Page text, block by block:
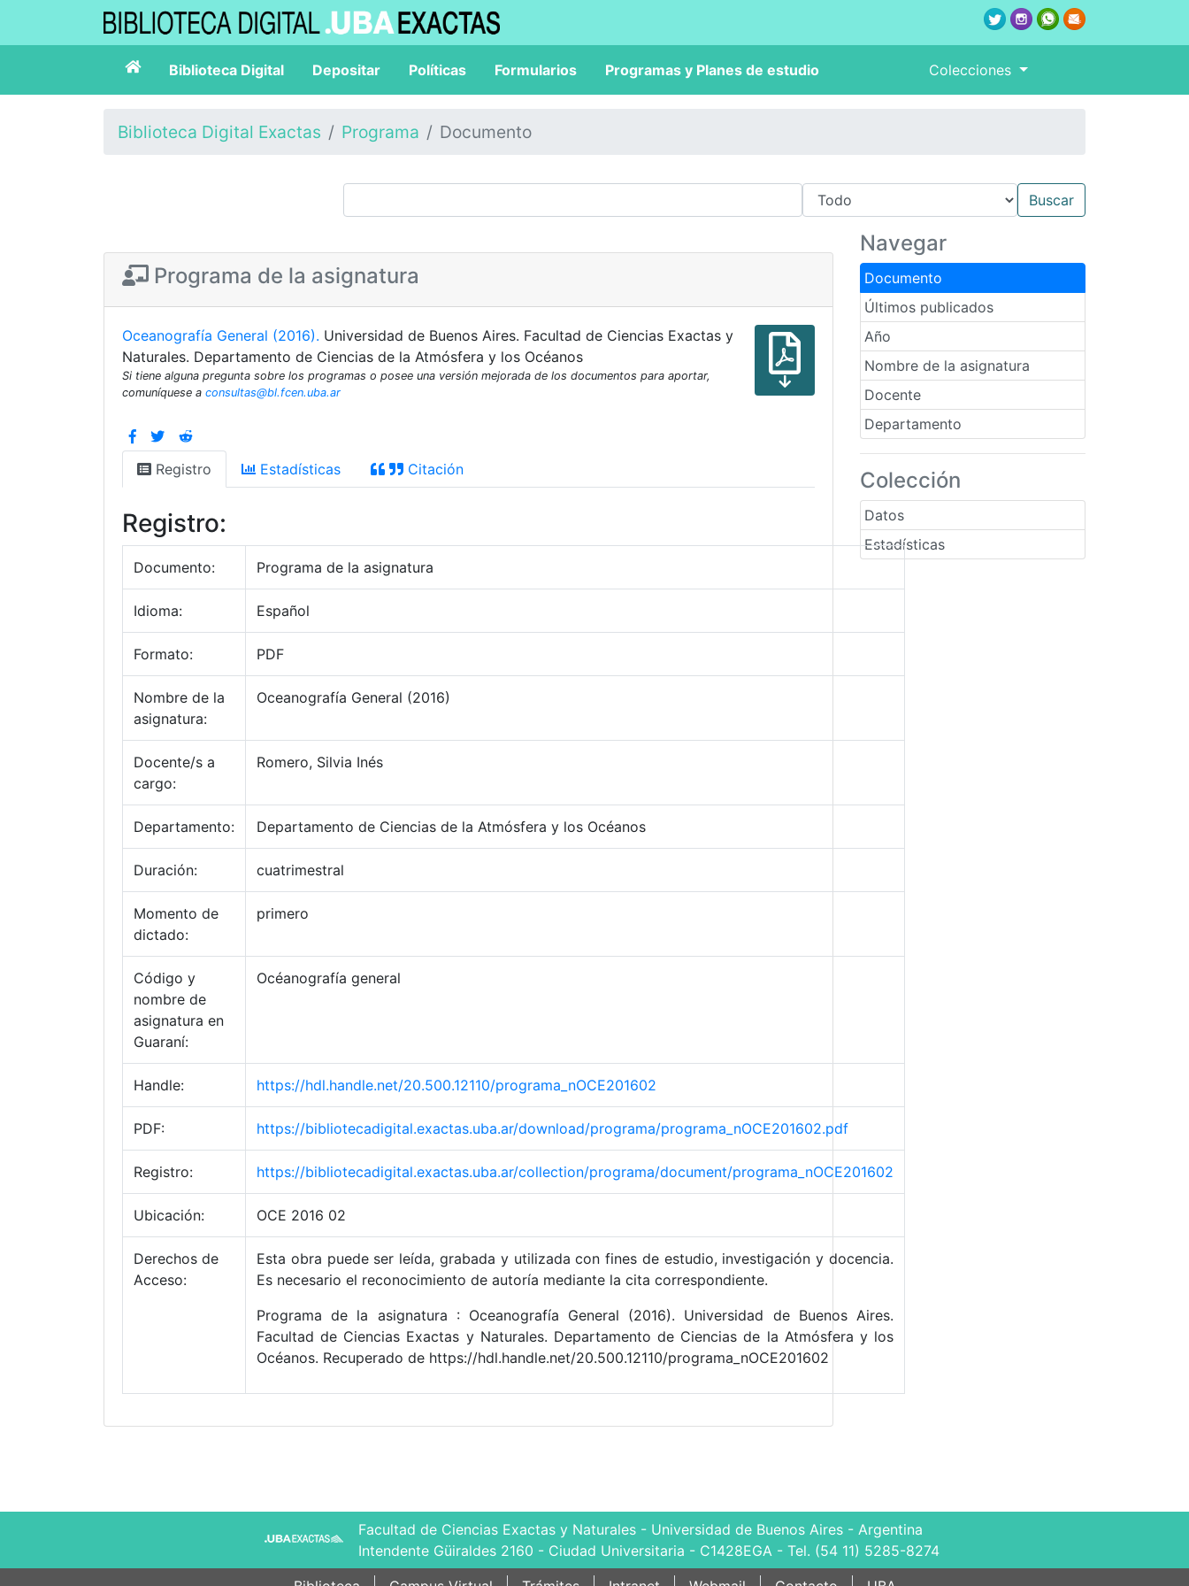
Biblioteca Digital Depositar Políticas Formularios Programas y Planes de estudio Colecciones
Biblioteca Digital Exactas Programa Documento
Navegar
Documento
Últimos publicados
Año
Nombre de la asignatura
Docente
Departamento
Colección
Datos
Estadísticas
Programa de la asignatura
Oceanografía General (2016). Universidad de Buenos Aires. Facultad de Ciencias Exactas y
Naturales. Departamento de Ciencias de la Atmósfera y los Océanos
Si tiene alguna pregunta sobre los programas o posee una versión mejorada de los documentos para aportar,
comuníquese a consultas@bl.fcen.uba.ar
Registro Estadísticas Citación
Registro:
Documento: Programa de la asignatura
Idioma: Español
Formato: PDF
Nombre de la
asignatura:
Oceanografía General (2016)
Docente/s a
cargo:
Romero, Silvia Inés
Departamento: Departamento de Ciencias de la Atmósfera y los Océanos
Duración: cuatrimestral
Momento de
dictado:
primero
Código y
nombre de
asignatura en
Guaraní:
Océanografía general
Handle: https://hdl.handle.net/20.500.12110/programa_nOCE201602
PDF: https://bibliotecadigital.exactas.uba.ar/download/programa/programa_nOCE201602.pdf
Registro: https://bibliotecadigital.exactas.uba.ar/collection/programa/document/programa_nOCE201602
Ubicación: OCE 2016 02
Derechos de
Acceso:
Esta obra puede ser leída, grabada y utilizada con fines de estudio, investigación y docencia.
Es necesario el reconocimiento de autoría mediante la cita correspondiente.
Programa de la asignatura : Oceanografía General (2016). Universidad de Buenos Aires.
Facultad de Ciencias Exactas y Naturales. Departamento de Ciencias de la Atmósfera y los
Océanos. Recuperado de https://hdl.handle.net/20.500.12110/programa_nOCE201602
Facultad de Ciencias Exactas y Naturales - Universidad de Buenos Aires - Argentina
Intendente Güiraldes 2160 - Ciudad Universitaria - C1428EGA - Tel. (54 11) 5285-8274